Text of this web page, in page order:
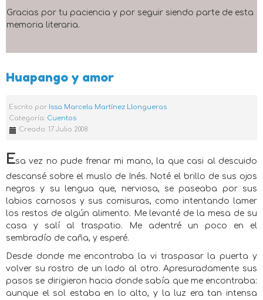
Gracias por tu paciencia y por seguir siendo parte de esta
memoria literaria.
Huapango y amor
Escrito por Issa Marcela Martínez Llongueras
Categoría: Cuentos
Creado: 17 Julio 2008
Esa vez no pude frenar mi mano, la que casi al descuido
descansé sobre el muslo de Inés. Noté el brillo de sus ojos
negros y su lengua que, nerviosa, se paseaba por sus
labios carnosos y sus comisuras, como intentando lamer
los restos de algún alimento. Me levanté de la mesa de su
casa y salí al traspatio. Me adentré un poco en el
sembradío de caña, y esperé.
Desde donde me encontraba la vi traspasar la puerta y
volver su rostro de un lado al otro. Apresuradamente sus
pasos se dirigieron hacia donde sabía que me encontraba:
aunque el sol estaba en lo alto, y la luz era tan intensa